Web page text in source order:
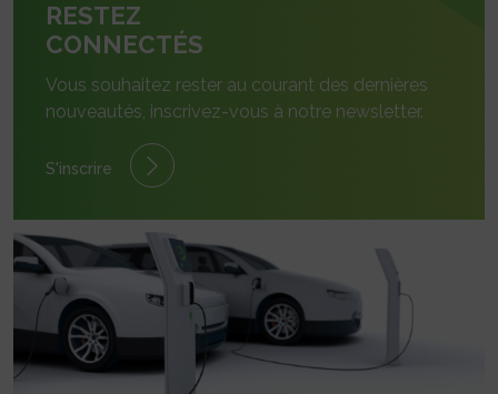
RESTEZ
CONNECTÉS
Vous souhaitez rester au courant des dernières
nouveautés, inscrivez-vous à notre newsletter.
S'inscrire